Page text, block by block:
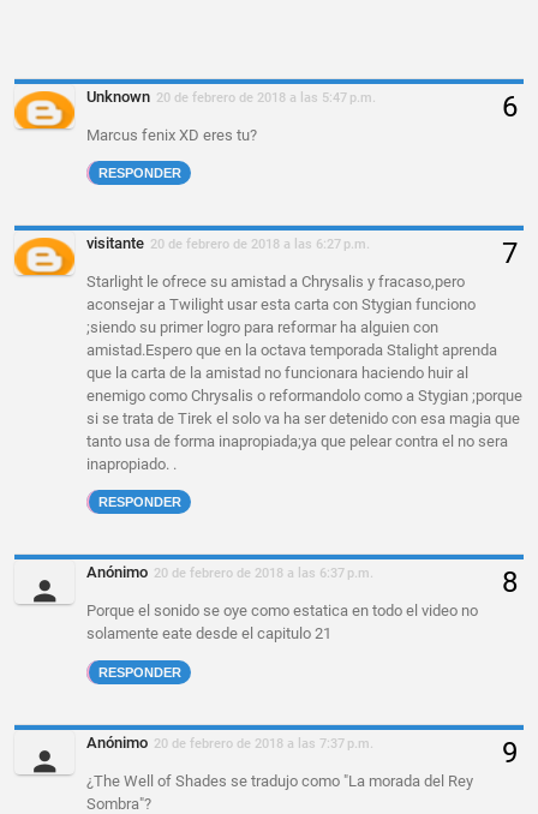
Unknown 20 de febrero de 2018 a las 5:47 p.m.
Marcus fenix XD eres tu?
RESPONDER
visitante 20 de febrero de 2018 a las 6:27 p.m.
Starlight le ofrece su amistad a Chrysalis y fracaso,pero
aconsejar a Twilight usar esta carta con Stygian funciono
;siendo su primer logro para reformar ha alguien con
amistad.Espero que en la octava temporada Stalight aprenda
que la carta de la amistad no funcionara haciendo huir al
enemigo como Chrysalis o reformandolo como a Stygian ;porque
si se trata de Tirek el solo va ha ser detenido con esa magia que
tanto usa de forma inapropiada;ya que pelear contra el no sera
inapropiado. .
RESPONDER
Anónimo 20 de febrero de 2018 a las 6:37 p.m.
Porque el sonido se oye como estatica en todo el video no
solamente eate desde el capitulo 21
RESPONDER
Anónimo 20 de febrero de 2018 a las 7:37 p.m.
¿The Well of Shades se tradujo como "La morada del Rey
Sombra"?